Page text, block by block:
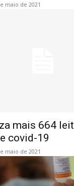
maio de 2021
mais 664
covid-19
maio de 2021